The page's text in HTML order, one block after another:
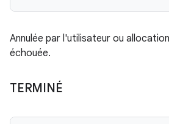
Annulée par l'utilisateur ou
échouée.
TERMINÉ